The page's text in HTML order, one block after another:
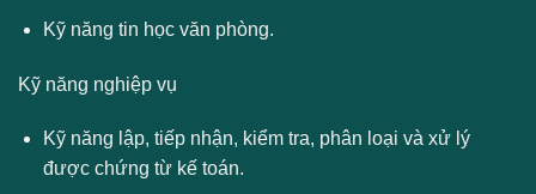
Kỹ năng tin học văn phòng.
Kỹ năng nghiệp vụ
Kỹ năng lập, tiếp nhận, kiểm tra, phân loại và xử lý
được chứng từ kế toán.